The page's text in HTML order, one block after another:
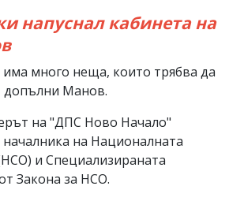
напуснал кабинета на
много неща, които трябва да
допълни Манов.
на "ДПС Ново Начало"
на Националната
и Специализираната
Закона за НСО.